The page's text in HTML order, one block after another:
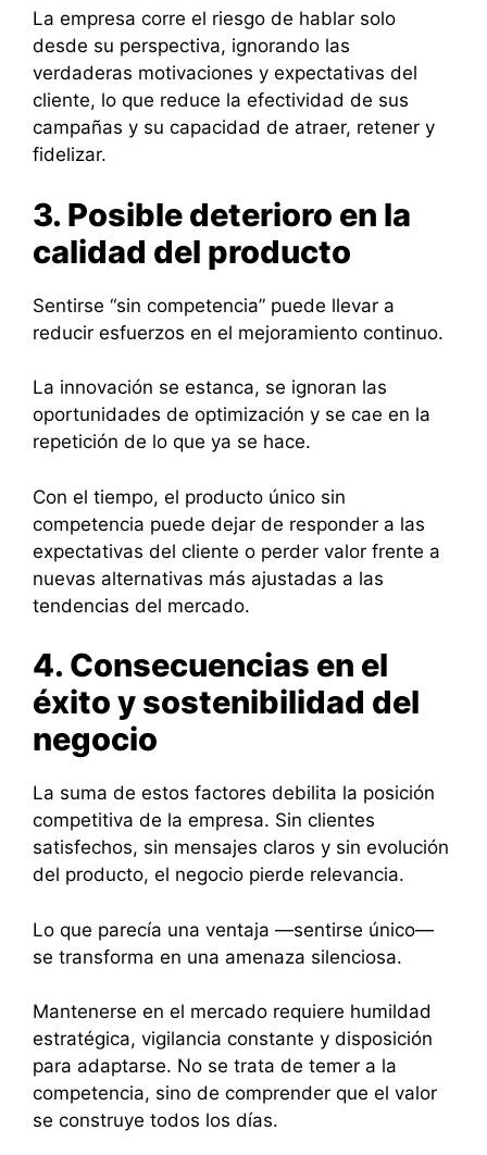
La empresa corre el riesgo de hablar solo
desde su perspectiva, ignorando las
verdaderas motivaciones y expectativas del
cliente, lo que reduce la efectividad de sus
campañas y su capacidad de atraer, retener y
fidelizar.
3. Posible deterioro en la
calidad del producto
Sentirse “sin competencia” puede llevar a
reducir esfuerzos en el mejoramiento continuo.
La innovación se estanca, se ignoran las
oportunidades de optimización y se cae en la
repetición de lo que ya se hace.
Con el tiempo, el producto único sin
competencia puede dejar de responder a las
expectativas del cliente o perder valor frente a
nuevas alternativas más ajustadas a las
tendencias del mercado.
4. Consecuencias en el
éxito y sostenibilidad del
negocio
La suma de estos factores debilita la posición
competitiva de la empresa. Sin clientes
satisfechos, sin mensajes claros y sin evolución
del producto, el negocio pierde relevancia.
Lo que parecía una ventaja —sentirse único—
se transforma en una amenaza silenciosa.
Mantenerse en el mercado requiere humildad
estratégica, vigilancia constante y disposición
para adaptarse. No se trata de temer a la
competencia, sino de comprender que el valor
se construye todos los días.